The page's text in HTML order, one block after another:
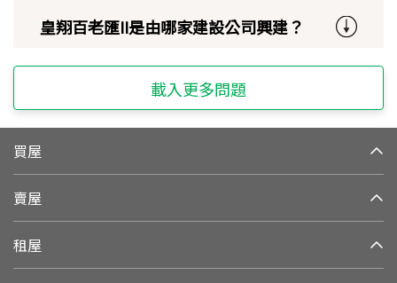
皇翔百老匯II是由哪家建設公司興建？
載入更多問題
買屋
賣屋
租屋